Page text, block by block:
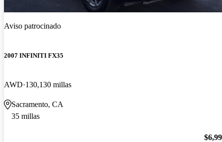
Aviso patrocinado
2007 INFINITI FX35
AWD 130,130 millas
Sacramento, CA
35 millas